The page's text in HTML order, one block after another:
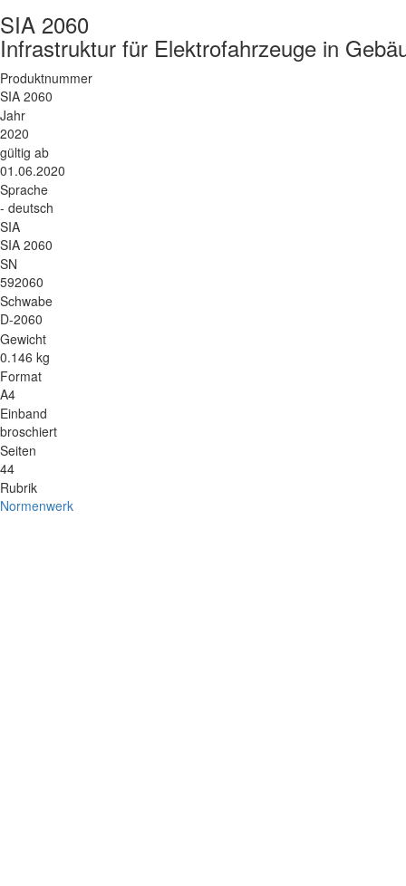
SIA 2060
Infrastruktur für Elektrofahrzeuge in
Produktnummer
SIA 2060
Jahr
2020
gültig ab
01.06.2020
Sprache
- deutsch
SIA
SIA 2060
SN
592060
Schwabe
D-2060
Gewicht
0.146 kg
Format
A4
Einband
broschiert
Seiten
44
Rubrik
Normenwerk